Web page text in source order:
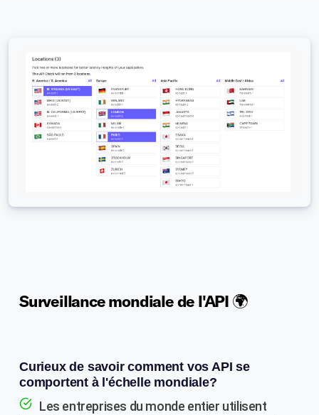
Surveillance mondiale de l'API 🌍
Curieux de savoir comment vos API se
comportent à l'échelle mondiale?
Les entreprises du monde entier utilisent